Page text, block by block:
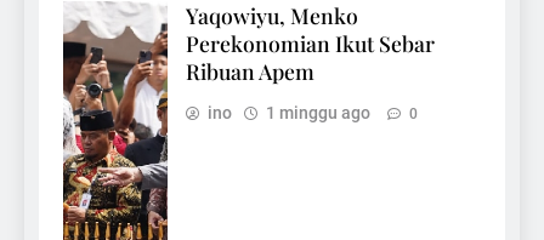
Yaqowiyu, Menko
Perekonomian Ikut Sebar
Ribuan Apem
ino 1 minggu ago 0